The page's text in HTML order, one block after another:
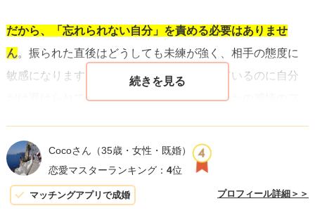
だから、「忘れられない自分」を責める必要はありませ
ん。振られた直後はどうしても未練が強く、相手の態度に
敏感になります。周りの友達と普通に接しているのに自分
だけ避けられているように感じるのは、あなたの感情のフ
ターを少しずつ和らげることが出発点です。
イメージしてみてください。あなたの心は、彼女との思い
Cocoさん （35歳・女性・既婚）
恋愛マスターランキング： 4位
マッチングアプリで成婚 プロフィール詳細＞＞